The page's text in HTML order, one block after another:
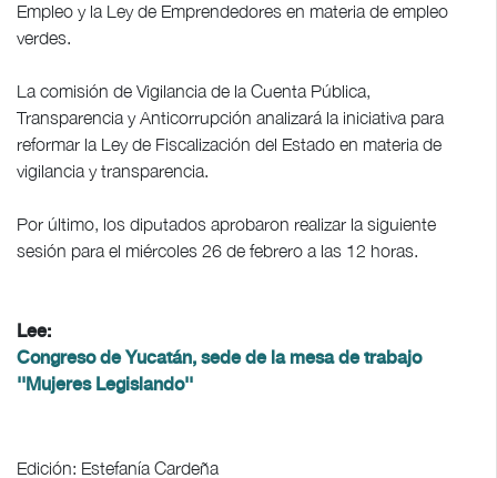
Empleo y la Ley de Emprendedores en materia de empleo
verdes.
La comisión de Vigilancia de la Cuenta Pública,
Transparencia y Anticorrupción analizará la iniciativa para
reformar la Ley de Fiscalización del Estado en materia de
vigilancia y transparencia.
Por último, los diputados aprobaron realizar la siguiente
sesión para el miércoles 26 de febrero a las 12 horas.
Lee:
Congreso de Yucatán, sede de la mesa de trabajo
''Mujeres Legislando''
Edición: Estefanía Cardeña